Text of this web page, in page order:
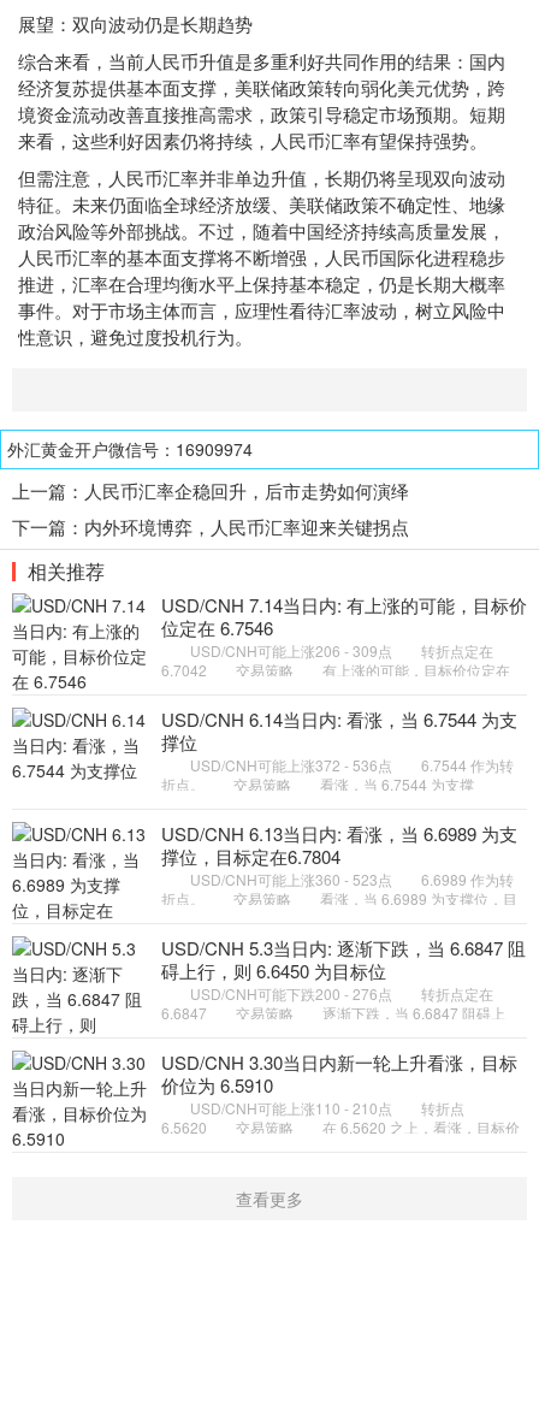
展望：双向波动仍是长期趋势
综合来看，当前人民币升值是多重利好共同作用的结果：国内
经济复苏提供基本面支撑，美联储政策转向弱化美元优势，跨
境资金流动改善直接推高需求，政策引导稳定市场预期。短期
来看，这些利好因素仍将持续，人民币汇率有望保持强势。
但需注意，人民币汇率并非单边升值，长期仍将呈现双向波动
特征。未来仍面临全球经济放缓、美联储政策不确定性、地缘
政治风险等外部挑战。不过，随着中国经济持续高质量发展，
人民币汇率的基本面支撑将不断增强，人民币国际化进程稳步
推进，汇率在合理均衡水平上保持基本稳定，仍是长期大概率
事件。对于市场主体而言，应理性看待汇率波动，树立风险中
性意识，避免过度投机行为。
外汇黄金开户微信号：16909974
上一篇： 人民币汇率企稳回升，后市走势如何演绎
下一篇： 内外环境博弈，人民币汇率迎来关键拐点
相关推荐
USD/CNH 7.14当日内: 有上涨的可能，目标价
位定在 6.7546
USD/CNH可能上涨206 - 309点 转折点定在
6.7042 交易策略 有上涨的可能，目标价位定在
USD/CNH 6.14当日内: 看涨，当 6.7544 为支
撑位
USD/CNH可能上涨372 - 536点 6.7544 作为转
折点。 交易策略 看涨，当 6.7544 为支撑
方向定在 6.7269 和 6.7105
USD/CNH 6.13当日内: 看涨，当 6.6989 为支
撑位，目标定在6.7804
USD/CNH可能上涨360 - 523点 6.6989 作为转
折点。 交易策略 看涨，当 6.6989 为支撑位，目
USD/CNH 目标方向定在 6.
USD/CNH 5.3当日内: 逐渐下跌，当 6.6847 阻
碍上行，则 6.6450 为目标位
USD/CNH可能下跌200 - 276点 转折点定在
6.6847 交易策略 逐渐下跌，当 6.6847 阻碍上
6.6847 ，USD/CNH 目标方
USD/CNH 3.30当日内新一轮上升看涨，目标
价位为 6.5910
USD/CNH可能上涨110 - 210点 转折点
6.5620 交易策略 在 6.5620 之上，看涨，目标价
查看更多